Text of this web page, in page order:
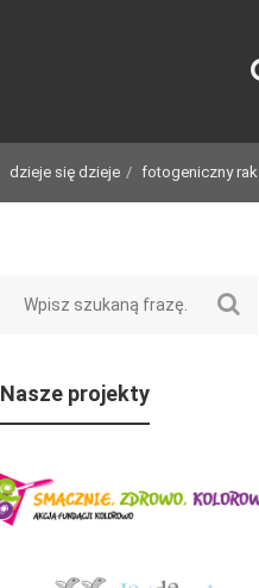
dzieje się dzieje fotogeniczny rak
Nasze projekty